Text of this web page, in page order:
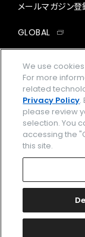
メールマガジン登
GLOBAL
プラ
Amazon Pay
We use
For more
related
Privacy Policy.
please review
selection. You
accessing the
this site.